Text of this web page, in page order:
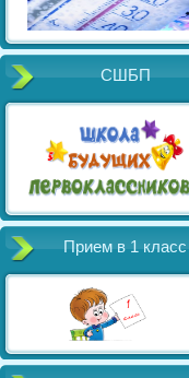
СШБП
Прием в 1 класс